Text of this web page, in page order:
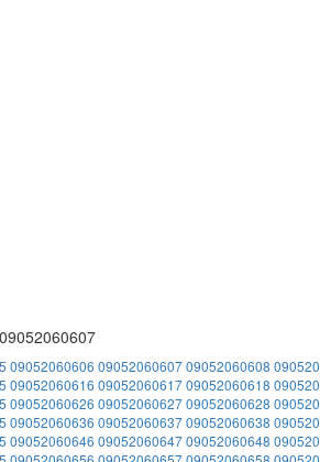
09052060606 0905206060709052060608
09052060616 0905206061709052060618
09052060626 0905206062709052060628
09052060636 0905206063709052060638
09052060646 0905206064709052060648